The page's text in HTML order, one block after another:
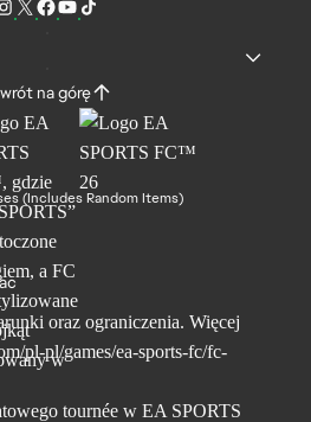
na górę
(Includes Random Items)
oraz ograniczenia. Więcej
pl-pl/games/ea-sports-fc/fc-
tournée w EA SPORTS